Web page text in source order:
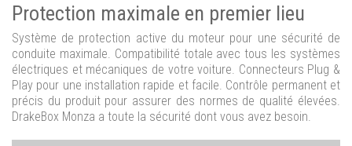
Protection maximale en premier lieu
Système de protection active du moteur pour une sécurité de
conduite maximale. Compatibilité totale avec tous les systèmes
électriques et mécaniques de votre voiture. Connecteurs Plug &
Play pour une installation rapide et facile. Contrôle permanent et
précis du produit pour assurer des normes de qualité élevées.
DrakeBox Monza a toute la sécurité dont vous avez besoin.